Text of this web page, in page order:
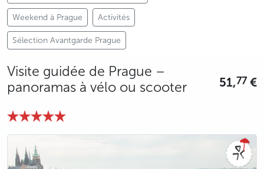
Weekend à Prague Activités
Sélection Avantgarde Prague
Visite guidée de Prague –
panoramas à vélo ou scooter
51,77 €
photo 5
photo 6
photo 7
photo 8
photo 9
photo 10
photo 11
photo 12
photo 13